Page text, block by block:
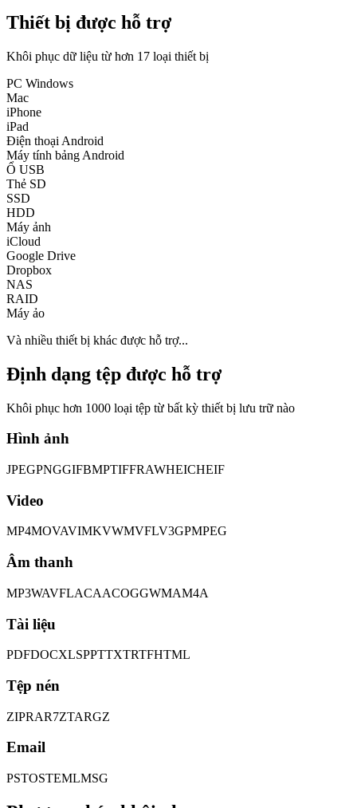
Thiết bị được hỗ trợ
Khôi phục dữ liệu từ hơn 17 loại thiết bị
PC Windows
Mac
iPhone
iPad
Điện thoại Android
Máy tính bảng Android
Ổ USB
Thẻ SD
SSD
HDD
Máy ảnh
iCloud
Google Drive
Dropbox
NAS
RAID
Máy ảo
Và nhiều thiết bị khác được hỗ trợ...
Định dạng tệp được hỗ trợ
Khôi phục hơn 1000 loại tệp từ bất kỳ thiết bị lưu trữ nào
Hình ảnh
JPEGPNGGIFBMPTIFFRAWHEICHEIF
Video
MP4MOVAVIMKVWMVFLV3GPMPEG
Âm thanh
MP3WAVFLACAACOGGWMAM4A
Tài liệu
PDFDOCXLSPPTTXTRTFHTML
Tệp nén
ZIPRAR7ZTARGZ
Email
PSTOSTEMLMSG